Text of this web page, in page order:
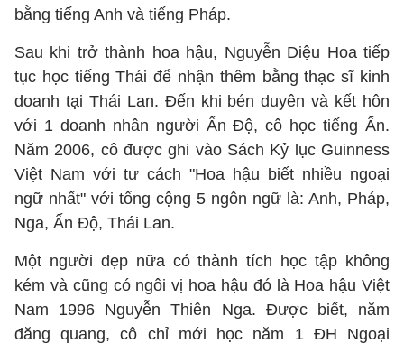
bằng tiếng Anh và tiếng Pháp.
Sau khi trở thành hoa hậu, Nguyễn Diệu Hoa tiếp
tục học tiếng Thái để nhận thêm bằng thạc sĩ kinh
doanh tại Thái Lan. Đến khi bén duyên và kết hôn
với 1 doanh nhân người Ấn Độ, cô học tiếng Ấn.
Năm 2006, cô được ghi vào Sách Kỷ lục Guinness
Việt Nam với tư cách "Hoa hậu biết nhiều ngoại
ngữ nhất" với tổng cộng 5 ngôn ngữ là: Anh, Pháp,
Nga, Ấn Độ, Thái Lan.
Một người đẹp nữa có thành tích học tập không
kém và cũng có ngôi vị hoa hậu đó là Hoa hậu Việt
Nam 1996 Nguyễn Thiên Nga. Được biết, năm
đăng quang, cô chỉ mới học năm 1 ĐH Ngoại